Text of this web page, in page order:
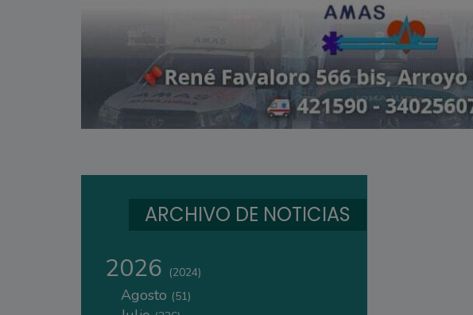
ARCHIVO DE NOTICIAS
2026 (2024)
Agosto (51)